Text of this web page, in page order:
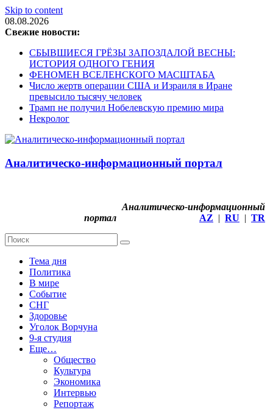
Skip to content
08.08.2026
Свежие новости:
СБЫВШИЕСЯ ГРЁЗЫ ЗАПОЗДАЛОЙ ВЕСНЫ:
ИСТОРИЯ ОДНОГО ГЕНИЯ
ФЕНОМЕН ВСЕЛЕНСКОГО МАСШТАБА
Число жертв операции США и Израиля в Иране
превысило тысячу человек
Трамп не получил Нобелевскую премию мира
Некролог
Аналитическо-информационный портал
Аналитическо-информационный
портал
AZ | RU | TR
Тема дня
Политика
В мире
Событие
СНГ
Здоровье
Уголок Ворчуна
9-я студия
Еще…
Общество
Культура
Экономика
Интервью
Репортаж